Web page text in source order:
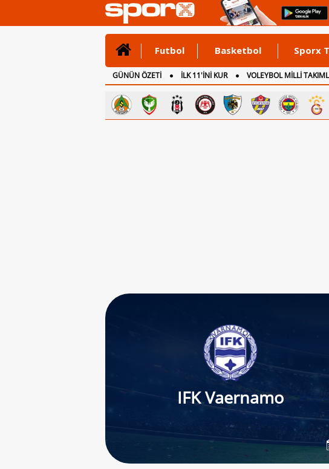
Futbol Basketbol Sporx
GÜNÜN ÖZETİ İLK 11'İNİ KUR VOLEYBOL MİLLİ
CANLI ANLATIM
İNGİLTERE
IFK Vaernamo